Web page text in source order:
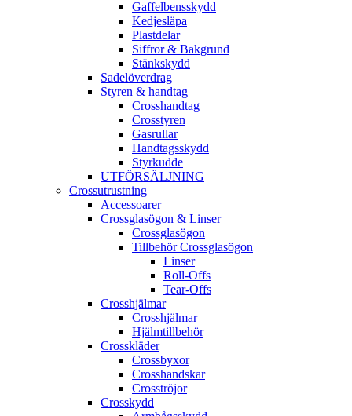
Gaffelbensskydd
Kedjesläpa
Plastdelar
Siffror & Bakgrund
Stänkskydd
Sadelöverdrag
Styren & handtag
Crosshandtag
Crosstyren
Gasrullar
Handtagsskydd
Styrkudde
UTFÖRSÄLJNING
Crossutrustning
Accessoarer
Crossglasögon & Linser
Crossglasögon
Tillbehör Crossglasögon
Linser
Roll-Offs
Tear-Offs
Crosshjälmar
Crosshjälmar
Hjälmtillbehör
Crosskläder
Crossbyxor
Crosshandskar
Crosströjor
Crosskydd